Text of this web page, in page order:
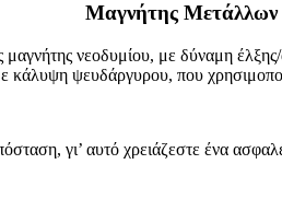
Μαγνήτης
νεοδυμίου, με δύναμη
κάλυψη ψευδάργυρου, που
γι’ αυτό χρειάζεστε ένα